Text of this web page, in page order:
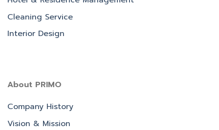
Cleaning Service
Interior Design
About PRIMO
Company History
Vision & Mission